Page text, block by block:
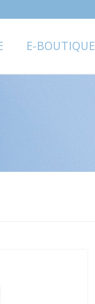
E-BOUTIQUE